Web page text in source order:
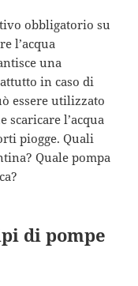
obbligatorio su
l’acqua
una
in caso di
essere utilizzato
scaricare l’acqua
piogge. Quali
Quale pompa
di pompe